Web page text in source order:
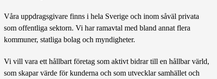
Våra uppdragsgivare finns i hela Sverige och inom såväl privata
som offentliga sektorn. Vi har ramavtal med bland annat flera
kommuner, statliga bolag och myndigheter.
Vi vill vara ett hållbart företag som aktivt bidrar till en hållbar värld,
som skapar värde för kunderna och som utvecklar samhället och